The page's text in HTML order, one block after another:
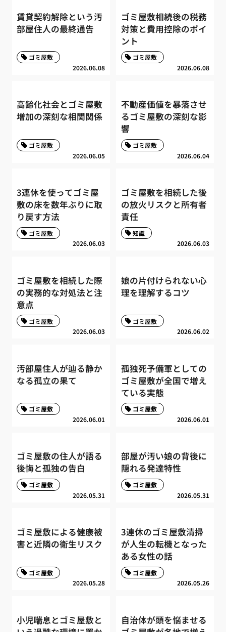
賃貸契約解除という汚
部屋住人の最終通告
2026.06.08
ゴミ屋敷
ゴミ屋敷相続後の税務
対策と費用控除のポイ
ント
2026.06.08
ゴミ屋敷
高齢化社会とゴミ屋敷
増加の深刻な相関関係
2026.06.05
ゴミ屋敷
不動産価値を暴落させ
るゴミ屋敷の深刻な影
響
2026.06.04
ゴミ屋敷
3連休を使ってゴミ屋
敷の床を数年ぶりに取
り戻す方法
2026.06.03
ゴミ屋敷
ゴミ屋敷を相続した後
の放火リスクと所有者
責任
2026.06.03
知識
ゴミ屋敷を相続した際
の実務的な対処法と注
意点
2026.06.03
ゴミ屋敷
娘の片付けられない心
理を理解するコツ
2026.06.02
ゴミ屋敷
汚部屋住人が辿る静か
なる孤立の果て
2026.06.01
ゴミ屋敷
孤独死予備軍としての
ゴミ屋敷が全国で増え
ている実態
2026.06.01
ゴミ屋敷
ゴミ屋敷の住人が語る
後悔と孤独の告白
2026.05.31
ゴミ屋敷
部屋が汚い娘の背後に
隠れる発達特性
2026.05.31
ゴミ屋敷
ゴミ屋敷による健康被
害と近隣の衛生リスク
2026.05.28
ゴミ屋敷
3連休のゴミ屋敷清掃
が人生の転機となった
ある女性の話
2026.05.26
ゴミ屋敷
小児喘息とゴミ屋敷と
自治体が頭を悩ませる